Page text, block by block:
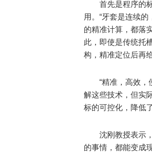
首先是程序的
用。“牙套是连续
的精准计算，都落
此，即使是传统托
构，精准定位后再
“精准，高效
解这些技术，但实
标的可控化，降低
沈刚教授表示
的事情，都能变成